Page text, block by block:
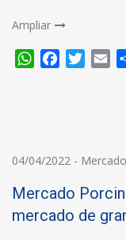
Ampliar
WhatsApp
Facebook
04/04/2022 - Mercado
Mercado
mercado de